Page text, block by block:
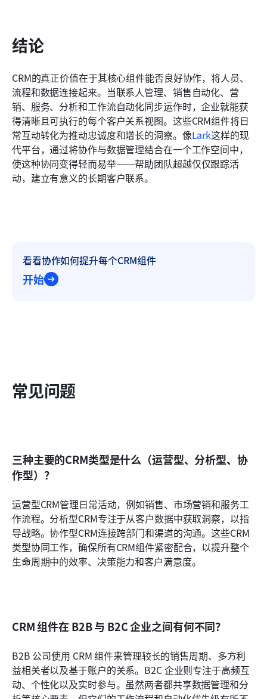
结论
CRM的真正价值在于其核心组件能否良好协作，将人员、
流程和数据连接起来。当联系人管理、销售自动化、营
销、服务、分析和工作流自动化同步运作时，企业就能获
得清晰且可执行的每个客户关系视图。这些CRM组件将日
常互动转化为推动忠诚度和增长的洞察。像Lark这样的现
代平台，通过将协作与数据管理结合在一个工作空间中，
使这种协同变得轻而易举——帮助团队超越仅仅跟踪活
动，建立有意义的长期客户联系。
看看协作如何提升每个CRM组件
开始
常见问题
三种主要的CRM类型是什么（运营型、分析型、协
作型）？
运营型CRM管理日常活动，例如销售、市场营销和服务工
作流程。分析型CRM专注于从客户数据中获取洞察，以指
导战略。协作型CRM连接跨部门和渠道的沟通。这些CRM
类型协同工作，确保所有CRM组件紧密配合，以提升整个
生命周期中的效率、决策能力和客户满意度。
CRM 组件在 B2B 与 B2C 企业之间有何不同？
B2B 公司使用 CRM 组件来管理较长的销售周期、多方利
益相关者以及基于账户的关系。B2C 企业则专注于高频互
动、个性化以及实时参与。虽然两者都共享数据管理和分